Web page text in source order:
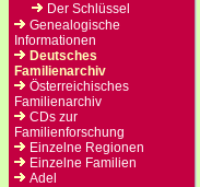
Der Schlüssel
Genealogische
Informationen
Deutsches
Familienarchiv
Österreichisches
Familienarchiv
CDs zur
Familienforschung
Einzelne Regionen
Einzelne Familien
Adel